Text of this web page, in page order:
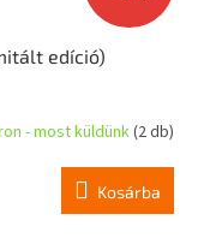
edíció)
- most küldünk(2 db)
Kosárba